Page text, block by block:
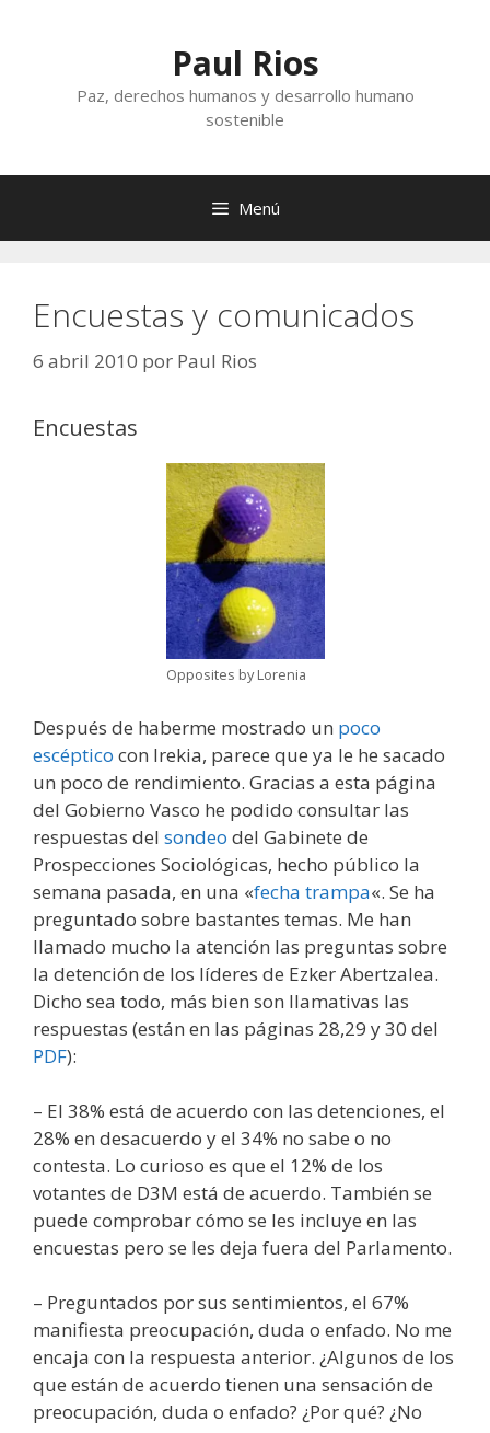
Paul Rios
Paz, derechos humanos y desarrollo humano
sostenible
Menú
Encuestas y comunicados
6 abril 2010 por Paul Rios
Encuestas
Opposites by Lorenia
Después de haberme mostrado un poco
escéptico con Irekia, parece que ya le he sacado
un poco de rendimiento. Gracias a esta página
del Gobierno Vasco he podido consultar las
respuestas del sondeo del Gabinete de
Prospecciones Sociológicas, hecho público la
semana pasada, en una «fecha trampa«. Se ha
preguntado sobre bastantes temas. Me han
llamado mucho la atención las preguntas sobre
la detención de los líderes de Ezker Abertzalea.
Dicho sea todo, más bien son llamativas las
respuestas (están en las páginas 28,29 y 30 del
PDF):
– El 38% está de acuerdo con las detenciones, el
28% en desacuerdo y el 34% no sabe o no
contesta. Lo curioso es que el 12% de los
votantes de D3M está de acuerdo. También se
puede comprobar cómo se les incluye en las
encuestas pero se les deja fuera del Parlamento.
– Preguntados por sus sentimientos, el 67%
manifiesta preocupación, duda o enfado. No me
encaja con la respuesta anterior. ¿Algunos de los
que están de acuerdo tienen una sensación de
preocupación, duda o enfado? ¿Por qué? ¿No